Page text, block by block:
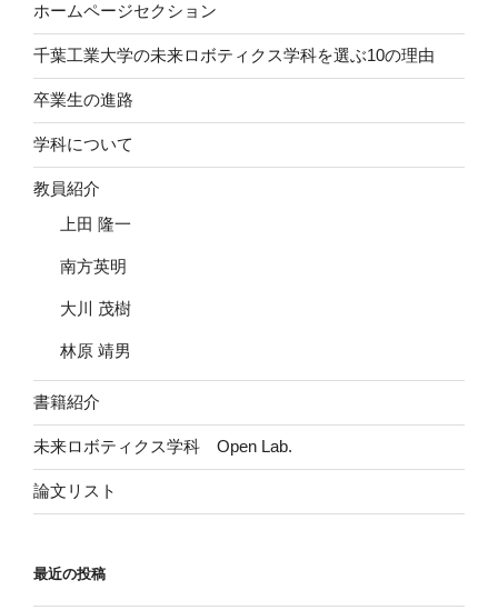
ホームページセクション
千葉工業大学の未来ロボティクス学科を選ぶ10の理由
卒業生の進路
学科について
教員紹介
上田 隆一
南方英明
大川 茂樹
林原 靖男
書籍紹介
未来ロボティクス学科 Open Lab.
論文リスト
最近の投稿